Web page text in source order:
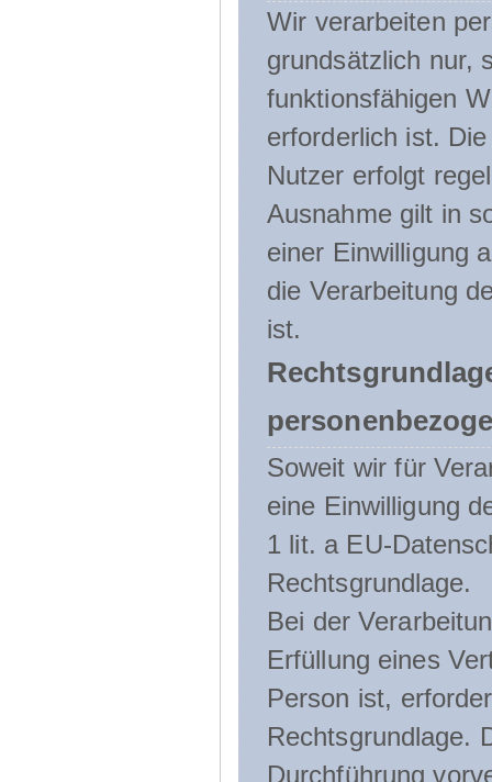
Wir verarbeiten
grundsätzlich nur,
funktionsfähigen
erforderlich ist.
Nutzer erfolgt
Ausnahme gilt in
einer Einwilligung
die Verarbeitung
ist.
Soweit wir für
eine Einwilligung
1 lit. a EU-
Rechtsgrundlage.
Bei der
Erfüllung eines
Person ist,
Rechtsgrundlage.
Durchführung